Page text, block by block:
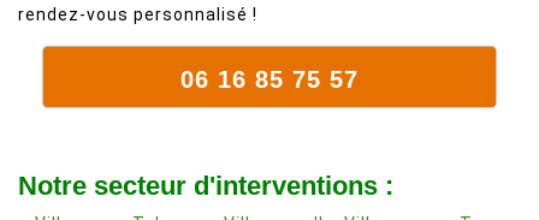
rendez-vous personnalisé !
06 16 85 75 57
Notre secteur d'interventions :